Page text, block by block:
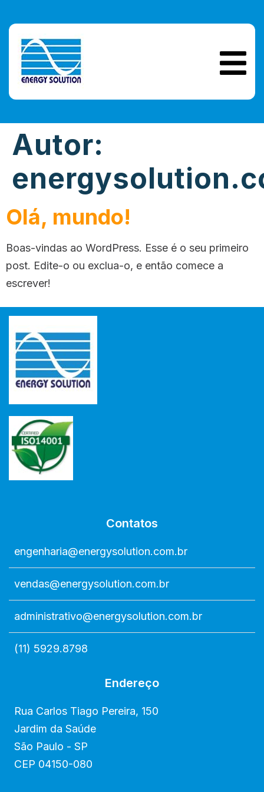
Autor:
Olá, mundo!
Boas-vindas ao WordPress. Esse é o seu primeiro
post. Edite-o ou exclua-o, e então comece a
escrever!
Contatos
engenharia@energysolution.com.br
vendas@energysolution.com.br
administrativo@energysolution.com.br
(11) 5929.8798
Endereço
Rua Carlos Tiago Pereira, 150
Jardim da Saúde
São Paulo - SP
CEP 04150-080